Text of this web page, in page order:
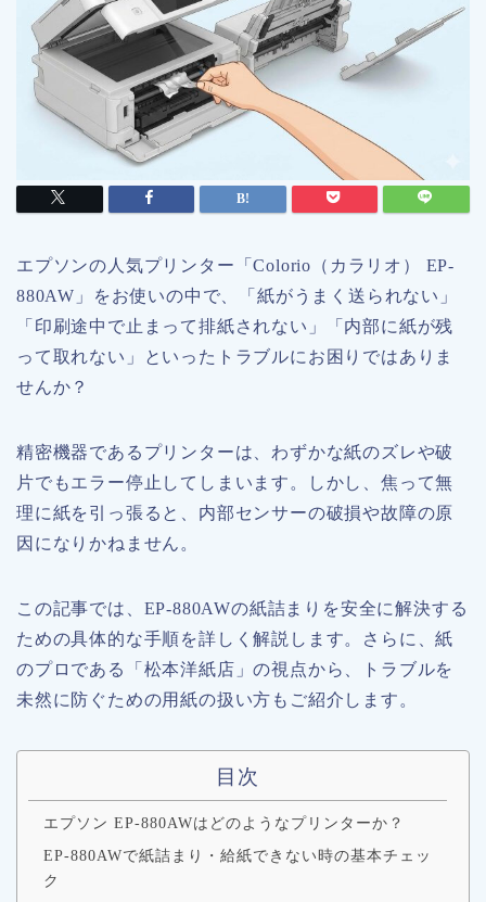
エプソンの人気プリンター「Colorio（カラリオ） EP-
880AW」をお使いの中で、「紙がうまく送られない」
「印刷途中で止まって排紙されない」「内部に紙が残
って取れない」といったトラブルにお困りではありま
せんか？
精密機器であるプリンターは、わずかな紙のズレや破
片でもエラー停止してしまいます。しかし、焦って無
理に紙を引っ張ると、内部センサーの破損や故障の原
因になりかねません。
この記事では、EP-880AWの紙詰まりを安全に解決する
ための具体的な手順を詳しく解説します。さらに、紙
のプロである「松本洋紙店」の視点から、トラブルを
未然に防ぐための用紙の扱い方もご紹介します。
目次
エプソン EP-880AWはどのようなプリンターか？
EP-880AWで紙詰まり・給紙できない時の基本チェッ
ク